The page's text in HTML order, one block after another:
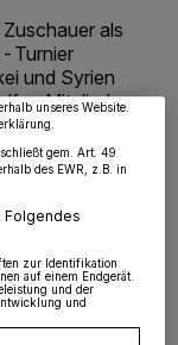
als
Turnier
und Syrien
Mitglieder
aufgeführten
Menü jederzeit
Einwilligung zu
am unteren
unseres Website.
gem. Art. 49
des EWR, z.B. in
Folgendes
zur Identifikation
auf einem Endgerät.
und der
und